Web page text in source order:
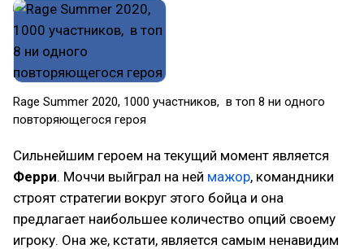
Rage Summer 2020, 1000 участников, в топ 8 ни одного
повторяющегося героя
Сильнейшим героем на текущий момент является
Ферри. Моччи выйграл на ней мажор, командники
строят стратегии вокруг этого бойца и она
предлагает наибольшее количество опций своему
игроку. Она же, кстати, является самым ненавидим